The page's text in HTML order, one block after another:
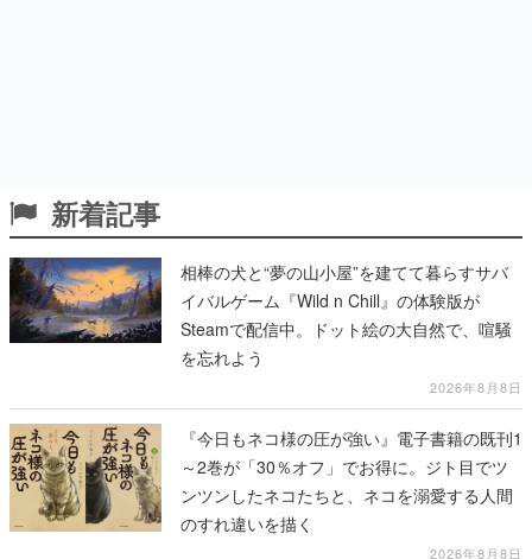
Steamで配信中。ドット絵の大自然で、喧騒
を忘れよう
2026年8月8日
『今日もネコ様の圧が強い』電子書籍の既刊1
～2巻が「30％オフ」でお得に。ジト目でツ
ンツンしたネコたちと、ネコを溺愛する人間
のすれ違いを描く
2026年8月8日
ひたすら“靴”を舐めまわす狂気のVRゲーム
『シュ～ペロ』が「東京ゲームダンジョン」